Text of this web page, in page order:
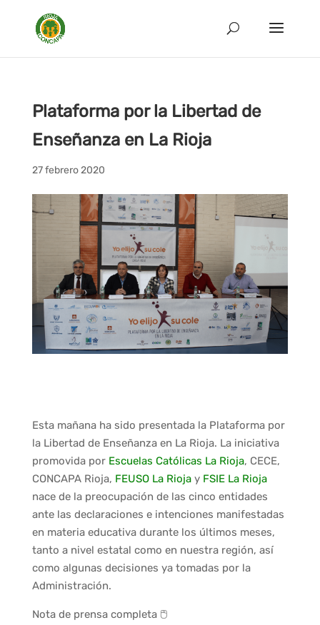
Plataforma por la Libertad de
Enseñanza en La Rioja
27 febrero 2020
Esta mañana ha sido presentada la Plataforma por
la Libertad de Enseñanza en La Rioja. La iniciativa
promovida por Escuelas Católicas La Rioja, CECE,
CONCAPA Rioja, FEUSO La Riojay FSIE La Rioja
nace de la preocupación de las cinco entidades
ante las declaraciones e intenciones manifestadas
en materia educativa durante los últimos meses,
tanto a nivel estatal como en nuestra región, así
como algunas decisiones ya tomadas por la
Administración.
Nota de prensa completa 🖱